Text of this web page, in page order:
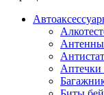
Аптечки